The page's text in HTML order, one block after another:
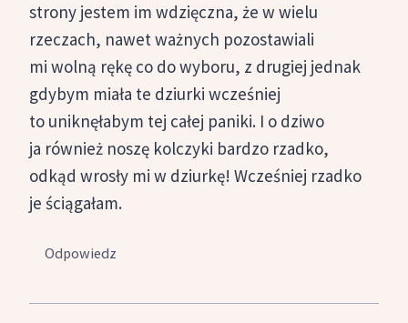
strony jestem im wdzięczna, że w wielu
rzeczach, nawet ważnych pozostawiali
mi wolną rękę co do wyboru, z drugiej jednak
gdybym miała te dziurki wcześniej
to uniknęłabym tej całej paniki. I o dziwo
ja również noszę kolczyki bardzo rzadko,
odkąd wrosły mi w dziurkę! Wcześniej rzadko
je ściągałam.
Odpowiedz